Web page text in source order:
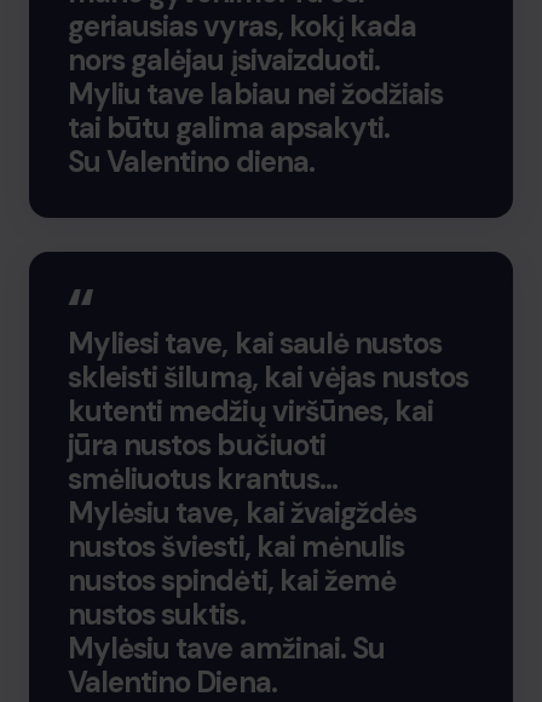
geriausias vyras, kokį kada
nors galėjau įsivaizduoti.
Myliu tave labiau nei žodžiais
tai būtu galima apsakyti.
Su Valentino diena.
Myliesi tave, kai saulė nustos
skleisti šilumą, kai vėjas nustos
kutenti medžių viršūnes, kai
jūra nustos bučiuoti
smėliuotus krantus…
Mylėsiu tave, kai žvaigždės
nustos šviesti, kai mėnulis
nustos spindėti, kai žemė
nustos suktis.
Mylėsiu tave amžinai. Su
Valentino Diena.